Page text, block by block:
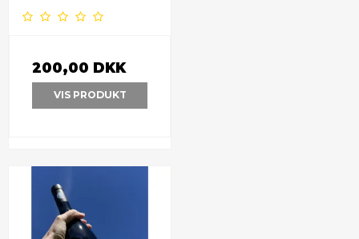
200,00 DKK
VIS PRODUKT